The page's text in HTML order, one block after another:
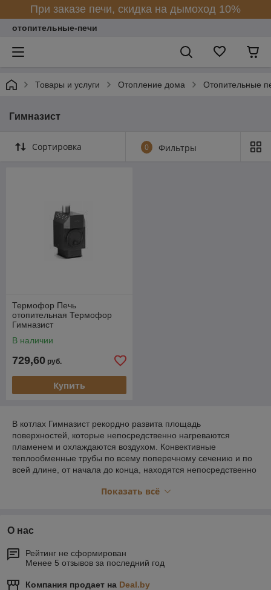
При заказе печи, скидка на дымоход 10%
отопительные-печи
Товары и услуги Отопление дома Отопительные
Гимназист
Сортировка 0 Фильтры
Термофор Печь
отопительная Термофор
Гимназист
В наличии
729,60 руб.
Купить
В котлах Гимназист рекордно развита площадь
поверхностей, которые непосредственно нагреваются
пламенем и охлаждаются воздухом. Конвективные
теплообменные трубы по всему поперечному сечению и по
всей длине, от начала до конца, находятся непосредственно
размещены конвективные трубы, полноценно участвуют в
режиме длительного горения. Воздухогрейные котлы
помещений, но также на верхней горизонтальной
поверхности, нагреваемой пламенем, можно готовить пищу.
обеспечивается возможность направить горячий воздух с
Показать всё
О нас
Рейтинг не сформирован
Менее 5 отзывов за последний год
Компания продает на Deal.by